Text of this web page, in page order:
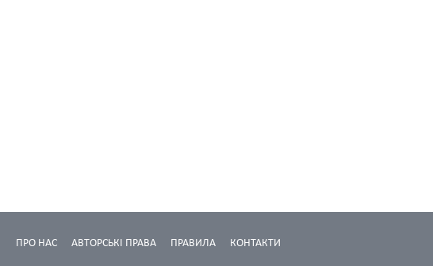
КОНТАКТИ
ПРАВИЛА
АВТОРСЬКІ ПРАВА
ПРО НАС